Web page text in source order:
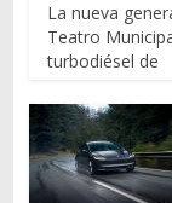
La nueva
Teatro
turbodiésel de